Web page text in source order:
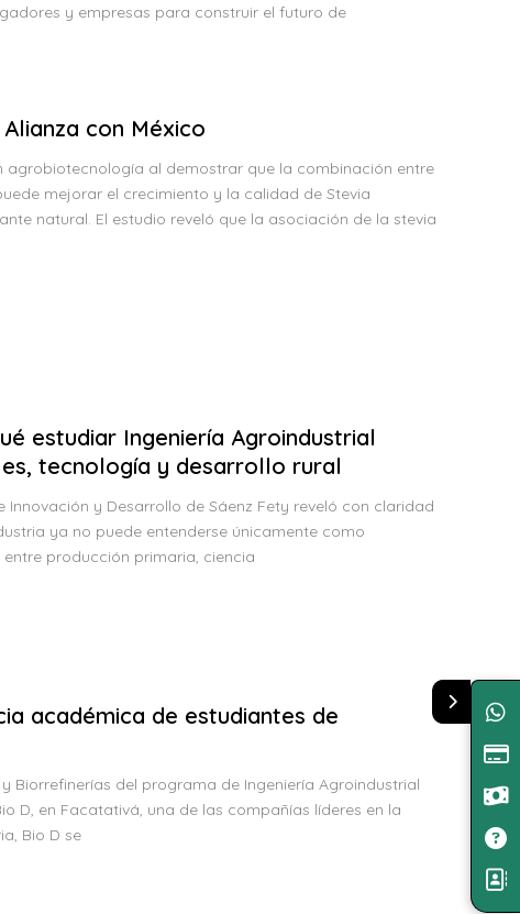
y empresas para construir el futuro de
con México
al demostrar que la combinación entre
mejorar el crecimiento y la calidad de Stevia
natural. El estudio reveló que la asociación de la stevia
estudiar Ingeniería Agroindustrial
tecnología y desarrollo rural
y Desarrollo de Sáenz Fety reveló con claridad
ya no puede entenderse únicamente como
producción primaria, ciencia
académica de estudiantes de
Biorrefinerías del programa de Ingeniería Agroindustrial
D, en Facatativá, una de las compañías líderes en la
Bio D se